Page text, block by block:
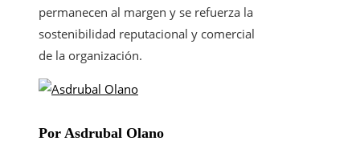
permanecen al margen y se refuerza la
sostenibilidad reputacional y comercial
de la organización.
Por Asdrubal Olano